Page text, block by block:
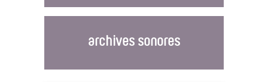
archives sonores